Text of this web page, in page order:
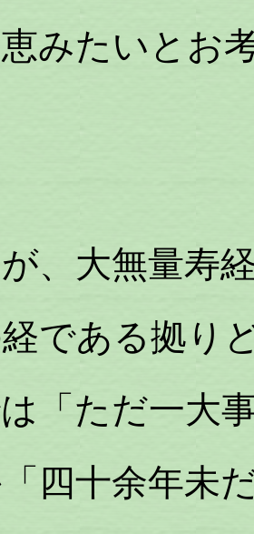
みたいとお
、大無量寿
である拠り
「ただ一大
四十余年未